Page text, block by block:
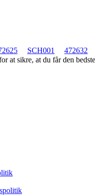
SCH001 472632
at sikre, at du får den